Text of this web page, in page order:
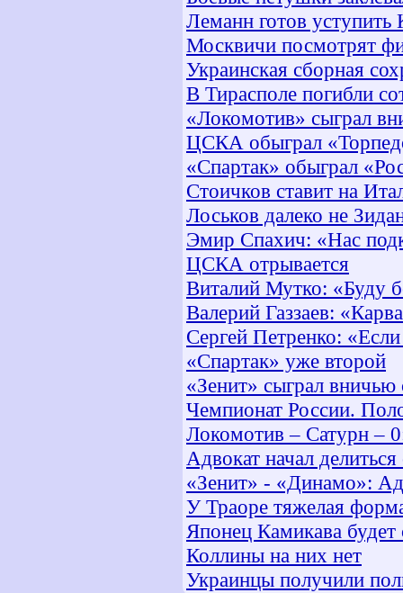
Леманн готов
Москвичи посмотрят
Украинская сборная
В Тирасполе погибли
«Локомотив» сыграл
ЦСКА обыграл
«Спартак» обыграл
Стоичков ставит на
Лоськов далеко не
Эмир Спахич: «Нас
ЦСКА отрывается
Виталий Мутко: «Буду
Валерий Газзаев:
Сергей Петренко:
«Спартак» уже второй
«Зенит» сыграл
Чемпионат России.
Локомотив – Сатурн –
Адвокат начал
«Зенит» - «Динамо»:
У Траоре тяжелая
Японец Камикава
Коллины на них нет
Украинцы получили